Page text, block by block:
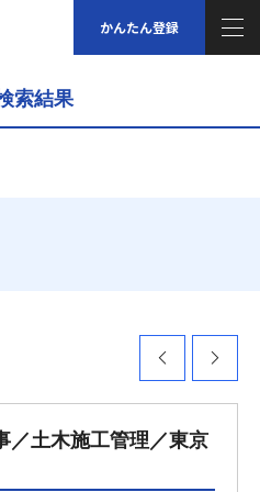
かんたん登録
索結果
ジへ ジへ
／土木施工管理／東京